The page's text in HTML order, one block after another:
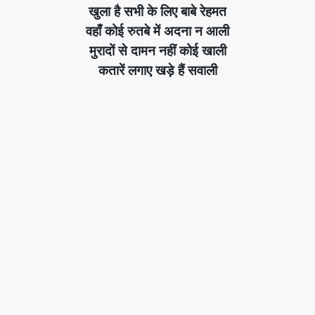
खुला है सभी के लिए बाबे रेहमत
वहाँ कोई रुतबे में अदना न आली
मुरादों से दामन नहीं कोई खाली
कतारें लगाए खड़े हैं सवाली